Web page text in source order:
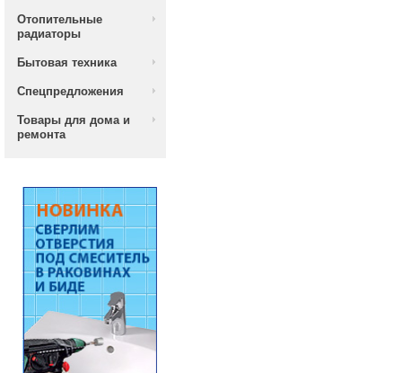
Отопительные
радиаторы
Бытовая техника
Спецпредложения
Товары для дома и
ремонта